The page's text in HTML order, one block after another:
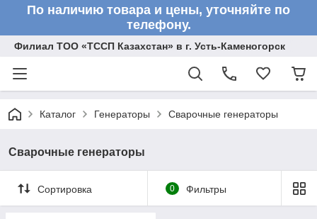
По наличию товара и цены, уточняйте по
телефону.
Филиал ТОО «ТССП Казахстан» в г. Усть-Каменогорск
Каталог Генераторы Сварочные генераторы
Сварочные генераторы
Сортировка 0 Фильтры